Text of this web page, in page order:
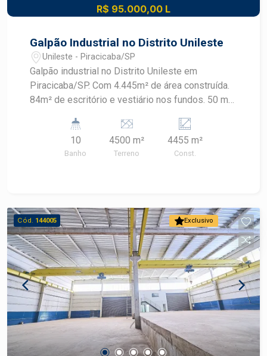
R$ 95.000,00 L
Galpão Industrial no Distrito Unileste
Unileste - Piracicaba/SP
Galpão industrial no Distrito Unileste em
Piracicaba/SP. Com 4.445m² de área construída.
84m² de escritório e vestiário nos fundos. 50 m²
docas elevada. 02 posições de Doca piso.
Estrutura para pontes rolantes até 20 toneladas
Pé direito 12m Piso de alta resistência de até 6,5
10
Banho
4500 m²
Terreno
4455 m²
Const.
Exclusivo
Cód. 144005